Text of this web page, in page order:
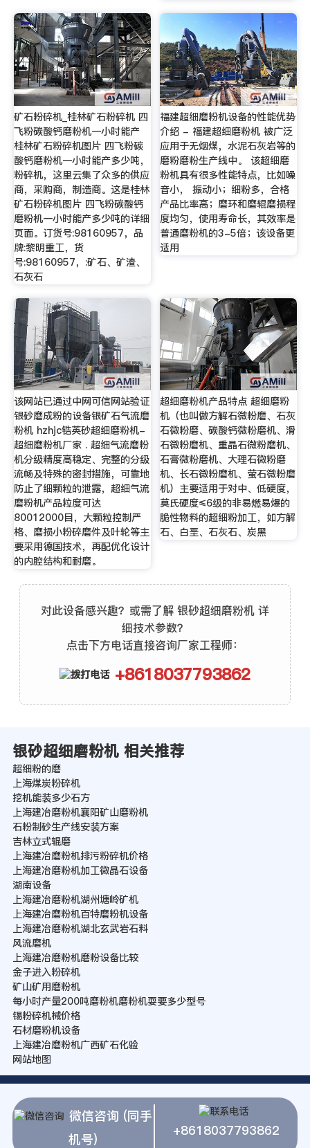
矿石粉碎机_桂林矿石粉碎机 四
飞粉碳酸钙磨粉机一小时能产
桂林矿石粉碎机图片 四飞粉碳
酸钙磨粉机一小时能产多少吨，
粉碎机，这里云集了众多的供应
商，采购商，制造商。这是桂林
矿石粉碎机图片 四飞粉碳酸钙
磨粉机一小时能产多少吨的详细
页面。订货号:98160957，品
牌:黎明重工，货
号:98160957，:矿石、矿渣、
石灰石
福建超细磨粉机设备的性能优势
介绍 - 福建超细磨粉机 被广泛
应用于无烟煤，水泥石灰岩等的
磨粉磨粉生产线中。 该超细磨
粉机具有很多性能特点，比如噪
音小， 振动小；细粉多，合格
产品比率高；磨环和磨辊磨损程
度均匀，使用寿命长，其效率是
普通磨粉机的3-5倍；该设备更
适用
该网站已通过中网可信网站验证
银砂磨成粉的设备银矿石气流磨
粉机 hzhjc锆英砂超细磨粉机-
超细磨粉机厂家 . 超细气流磨粉
机分级精度高稳定、完整的分级
流畅及特殊的密封措施，可靠地
防止了细颗粒的泄露，超细气流
磨粉机产品粒度可达
80012000目，大颗粒控制严
格、磨损小粉碎磨件及叶轮等主
要采用德国技术，再配优化设计
的内腔结构和耐磨。
超细磨粉机产品特点 超细磨粉
机（也叫做方解石微粉磨、石灰
石微粉磨、碳酸钙微粉磨机、滑
石微粉磨机、重晶石微粉磨机、
石膏微粉磨机、大理石微粉磨
机、长石微粉磨机、萤石微粉磨
机）主要适用于对中、低硬度，
莫氏硬度≤6级的非易燃易爆的
脆性物料的超细粉加工，如方解
石、白垩、石灰石、炭黑
对此设备感兴趣？或需了解 银砂超细磨粉机 详
细技术参数？
点击下方电话直接咨询厂家工程师：
+8618037793862
银砂超细磨粉机 相关推荐
超细粉的磨
上海煤炭粉碎机
挖机能装多少石方
上海建冶磨粉机襄阳矿山磨粉机
石粉制砂生产线安装方案
吉林立式辊磨
上海建冶磨粉机排污粉碎机价格
上海建冶磨粉机加工微晶石设备
湖南设备
上海建冶磨粉机湖州塘岭矿机
上海建冶磨粉机百特磨粉机设备
上海建冶磨粉机湖北玄武岩石料
风流磨机
上海建冶磨粉机磨粉设备比较
金子进入粉碎机
矿山矿用磨粉机
每小时产量200吨磨粉机磨粉机耍要多少型号
锡粉碎机械价格
石材磨粉机设备
上海建冶磨粉机广西矿石化验
网站地图
微信咨询 (同手
机号)
+8618037793862